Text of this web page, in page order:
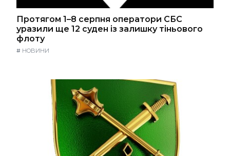
Протягом 1–8 серпня оператори СБС
уразили ще 12 суден із залишку тіньового
флоту
# НОВИНИ